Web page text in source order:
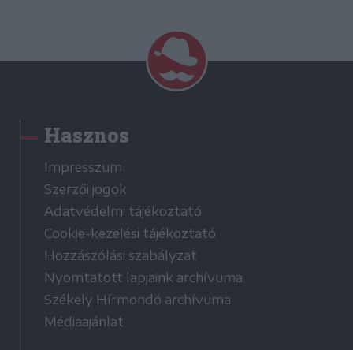
Hasznos
Impresszum
Szerzői jogok
Adatvédelmi tájékoztató
Cookie-kezelési tájékoztató
Hozzászólási szabályzat
Nyomtatott lapjaink archívuma
Székely Hírmondó archívuma
Médiaajánlat